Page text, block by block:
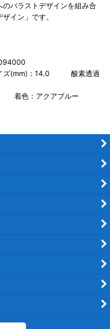
バラストデザインを組み合
イン」です。
ズ(mm)：14.0 酸素透過
着色：アクアブルー